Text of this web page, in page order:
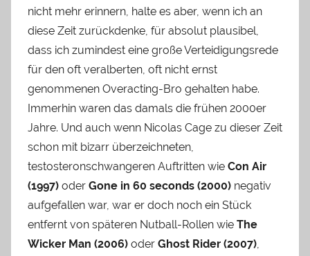
nicht mehr erinnern, halte es aber, wenn ich an
diese Zeit zurückdenke, für absolut plausibel,
dass ich zumindest eine große Verteidigungsrede
für den oft veralberten, oft nicht ernst
genommenen Overacting-Bro gehalten habe.
Immerhin waren das damals die frühen 2000er
Jahre. Und auch wenn Nicolas Cage zu dieser Zeit
schon mit bizarr überzeichneten,
testosteronschwangeren Auftritten wie Con Air
(1997) oder Gone in 60 seconds (2000) negativ
aufgefallen war, war er doch noch ein Stück
entfernt von späteren Nutball-Rollen wie The
Wicker Man (2006) oder Ghost Rider (2007),